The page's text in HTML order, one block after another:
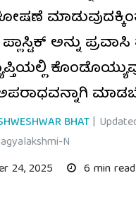
ಅನ್ನು
BHAT|
N
24, 2025
6 min read